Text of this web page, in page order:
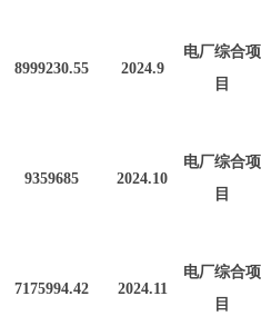
8999230.55 2024.9
电厂综合项
目
9359685 2024.10
电厂综合项
目
7175994.42 2024.11
电厂综合项
目